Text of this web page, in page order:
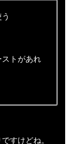
トがあれ
すけどね。